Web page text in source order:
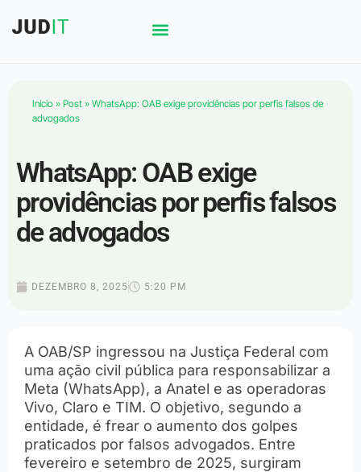
Início » Post » WhatsApp: OAB exige providências por perfis falsos de
advogados
WhatsApp: OAB exige
providências por perfis falsos
de advogados
DEZEMBRO 8, 2025 5:20 PM
A OAB/SP ingressou na Justiça Federal com
uma ação civil pública para responsabilizar a
Meta (WhatsApp), a Anatel e as operadoras
Vivo, Claro e TIM. O objetivo, segundo a
entidade, é frear o aumento dos golpes
praticados por falsos advogados. Entre
fevereiro e setembro de 2025, surgiram